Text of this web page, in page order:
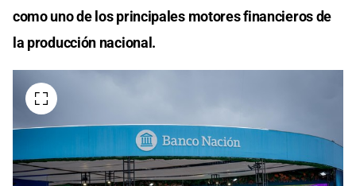
como uno de los principales motores financieros de
la producción nacional.